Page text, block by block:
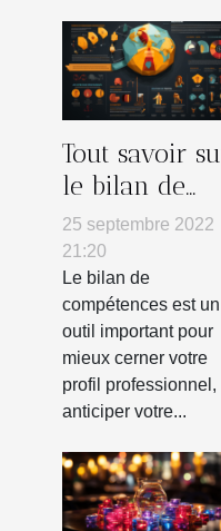
Tout savoir
le bilan de
compétences
25 septembre 2022
21:20
Le bilan de
compétences est un
outil important pour
mieux cerner votre
profil professionnel,
anticiper votre...